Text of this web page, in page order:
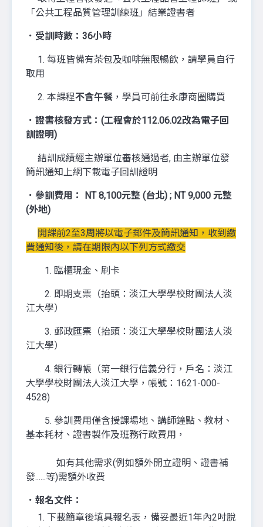
「公共工程品質管理訓練班」結業證書者
．受訓時數：36小時
1. 每班皆備有茶包及咖啡無限暢飲，請學員自行
取用
2. 本課程不含午餐 ，學員可前往永康商圈購買
．證書核發方式：(工程會於112.06.02改為電子回
訓證明)
結訓成績經主辦單位審核通過者, 由主辦單位發
簡訊通知上網下載電子回訓證明
．參訓費用： NT 8,100元整 (台北) ; NT 9,000 元整
(外地)
開課前2至3周將以電子郵件及簡訊通知，收到繳
費通知後，請在期限內以下列方式繳交
1. 臨櫃現金、刷卡
2. 即期支票（抬頭：淡江大學學校財團法人淡
江大學）
3. 郵政匯票（抬頭：淡江大學學校財團法人淡
江大學）
4. 銀行轉帳（第一銀行信義分行，戶名：淡江
大學學校財團法人淡江大學，帳號：1621-000-
4528)
5. 參訓費用僅含授課場地、講師鐘點、教材、
基本耗材、證書製作及班務行政費用，
如有其他需求(例如額外開立證明、證書補
發......等)需額外收費
．報名文件 ：
1. 下載簡章後填具報名表，備妥最近1年內2吋脫